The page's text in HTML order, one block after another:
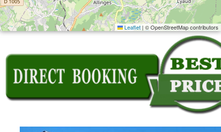
Leaflet | © OpenStreetMap contributors